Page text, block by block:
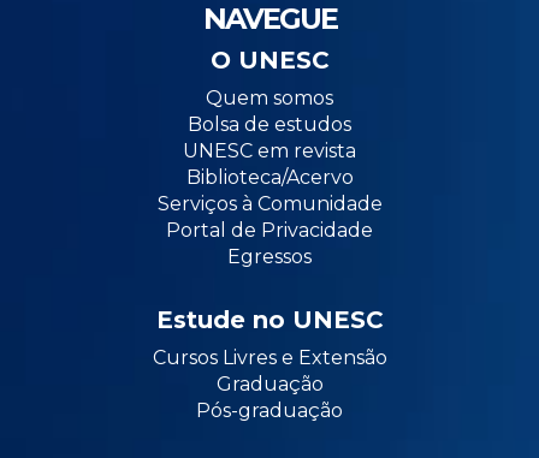
NAVEGUE
O UNESC
Quem somos
Bolsa de estudos
UNESC em revista
Biblioteca/Acervo
Serviços à Comunidade
Portal de Privacidade
Egressos
Estude no UNESC
Cursos Livres e Extensão
Graduação
Pós-graduação